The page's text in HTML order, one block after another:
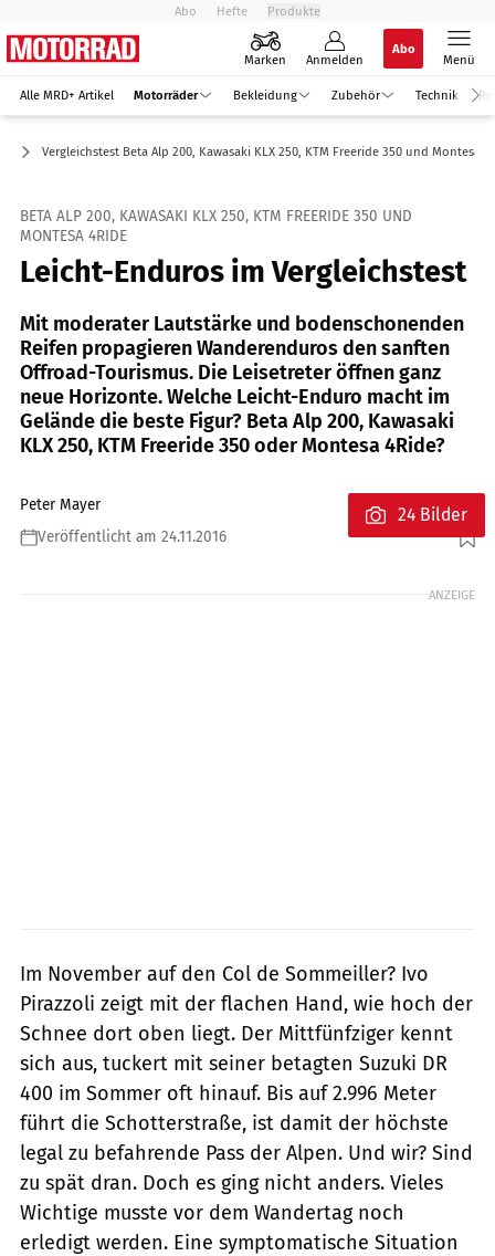
Abo Hefte Produkte
Marken Anmelden
Abo
Menü
Alle MRD+ Artikel Motorräder Bekleidung Zubehör Technik
Vergleichstest Beta Alp 200, Kawasaki KLX 250, KTM Freeride 350 und Montesa
BETA ALP 200, KAWASAKI KLX 250, KTM FREERIDE 350 UND
MONTESA 4RIDE
Leicht-Enduros im Vergleichstest
Mit moderater Lautstärke und bodenschonenden
Reifen propagieren Wanderenduros den sanften
Offroad-Tourismus. Die Leisetreter öffnen ganz
neue Horizonte. Welche Leicht-Enduro macht im
Gelände die beste Figur? Beta Alp 200, Kawasaki
KLX 250, KTM Freeride 350 oder Montesa 4Ride?
Peter Mayer
Veröffentlicht am 24.11.2016
Foto: www.factstudio.de
24 Bilder
ANZEIGE
Im November auf den Col de Sommeiller? Ivo
Pirazzoli zeigt mit der flachen Hand, wie hoch der
Schnee dort oben liegt. Der Mittfünfziger kennt
sich aus, tuckert mit seiner betagten Suzuki DR
400 im Sommer oft hinauf. Bis auf 2.996 Meter
führt die Schotterstraße, ist damit der höchste
legal zu befahrende Pass der Alpen. Und wir? Sind
zu spät dran. Doch es ging nicht anders. Vieles
Wichtige musste vor dem Wandertag noch
erledigt werden. Eine symptomatische Situation